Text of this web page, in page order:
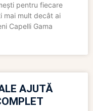
pentru fiecare
mai mult decât ai
Capelli Gama
AJUTĂ